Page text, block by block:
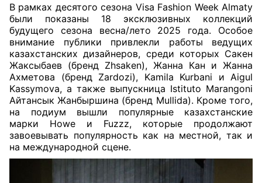
В рамках десятого сезона Visa Fashion Week Almaty
были показаны 18 эксклюзивных коллекций
будущего сезона весна/лето 2025 года. Особое
внимание публики привлекли работы ведущих
казахстанских дизайнеров, среди которых Сакен
Жаксыбаев (бренд Zhsaken), Жанна Кан и Жанна
Ахметова (бренд Zardozi), Kamila Kurbani и Aigul
Kassymova, а также выпускница Istituto Marangoni
Айтансык Жанбыршина (бренд Mullida). Кроме того,
на подиум вышли популярные казахстанские
марки Howe и Fuzzz, которые продолжают
завоевывать популярность как на местной, так и
на международной сцене.